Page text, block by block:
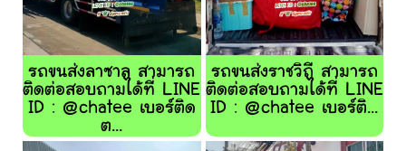
รถขนส่งลาซาล สามารถ
ติดต่อสอบถามได้ที่ LINE
ID : @chatee เบอร์ติด
ต...
รถขนส่งราชวิถี สามารถ
ติดต่อสอบถามได้ที่ LINE
ID : @chatee เบอร์ติ...